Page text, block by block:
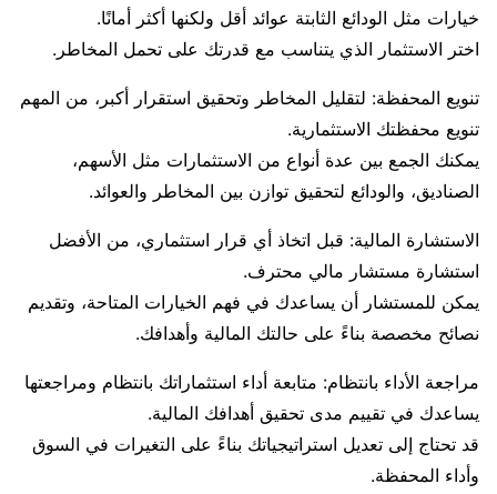
خيارات مثل الودائع الثابتة عوائد أقل ولكنها أكثر أمانًا.
اختر الاستثمار الذي يتناسب مع قدرتك على تحمل المخاطر.
تنويع المحفظة: لتقليل المخاطر وتحقيق استقرار أكبر، من المهم
تنويع محفظتك الاستثمارية.
يمكنك الجمع بين عدة أنواع من الاستثمارات مثل الأسهم،
الصناديق، والودائع لتحقيق توازن بين المخاطر والعوائد.
الاستشارة المالية: قبل اتخاذ أي قرار استثماري، من الأفضل
استشارة مستشار مالي محترف.
يمكن للمستشار أن يساعدك في فهم الخيارات المتاحة، وتقديم
نصائح مخصصة بناءً على حالتك المالية وأهدافك.
مراجعة الأداء بانتظام: متابعة أداء استثماراتك بانتظام ومراجعتها
يساعدك في تقييم مدى تحقيق أهدافك المالية.
قد تحتاج إلى تعديل استراتيجياتك بناءً على التغيرات في السوق
وأداء المحفظة.